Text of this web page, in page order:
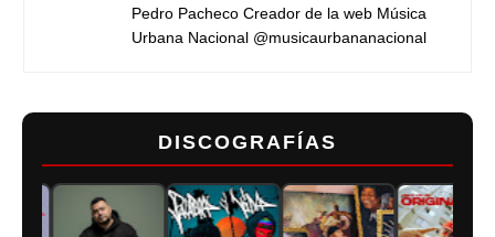
Pedro Pacheco Creador de la web Música
Urbana Nacional @musicaurbananacional
DISCOGRAFÍAS